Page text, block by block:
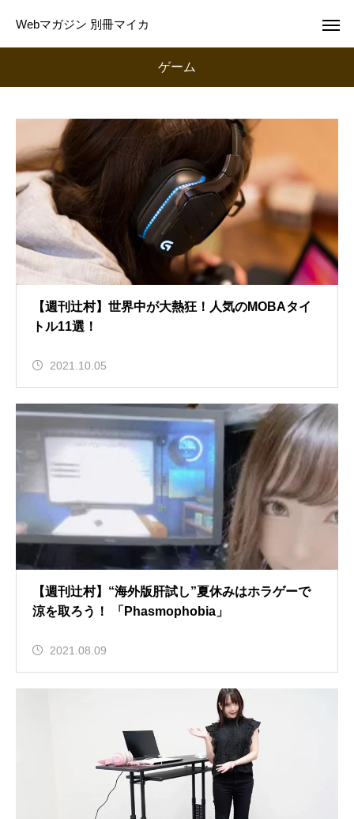
Webマガジン 別冊マイカ
ゲーム
【週刊辻村】世界中が大熱狂！人気のMOBAタイ
トル11選！
2021.10.05
【週刊辻村】“海外版肝試し”夏休みはホラゲーで
涼を取ろう！ 「Phasmophobia」
2021.08.09